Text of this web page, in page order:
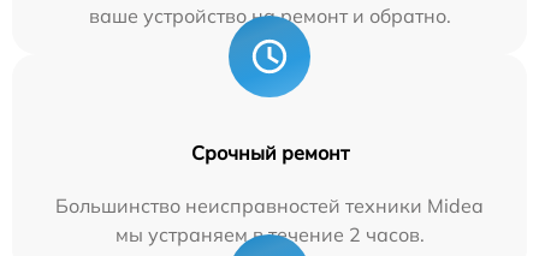
ваше устройство на ремонт и обратно.
Срочный ремонт
Большинство неисправностей техники Midea
мы устраняем в течение 2 часов.